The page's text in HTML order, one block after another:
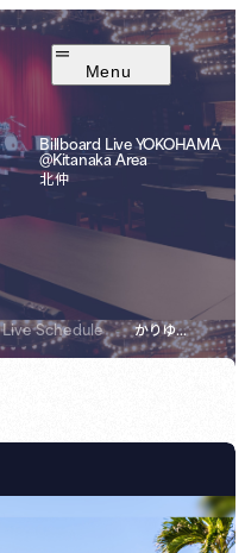
Menu
Billboard Live YOKOHAMA
@Kitanaka Area
北仲
Live Schedule - かりゆし58